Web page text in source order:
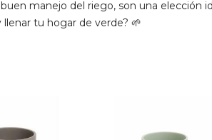
manejo del riego, son una elección
llenar tu hogar de verde? 🌱